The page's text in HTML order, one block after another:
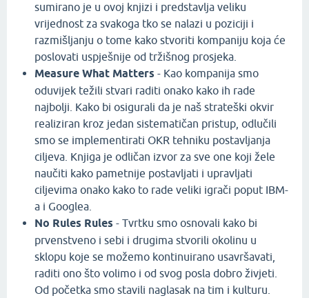
sumirano je u ovoj knjizi i predstavlja veliku
vrijednost za svakoga tko se nalazi u poziciji i
razmišljanju o tome kako stvoriti kompaniju koja će
poslovati uspješnije od tržišnog prosjeka.
Measure What Matters - Kao kompanija smo
oduvijek težili stvari raditi onako kako ih rade
najbolji. Kako bi osigurali da je naš strateški okvir
realiziran kroz jedan sistematičan pristup, odlučili
smo se implementirati OKR tehniku postavljanja
ciljeva. Knjiga je odličan izvor za sve one koji žele
naučiti kako pametnije postavljati i upravljati
ciljevima onako kako to rade veliki igrači poput IBM-
a i Googlea.
No Rules Rules - Tvrtku smo osnovali kako bi
prvenstveno i sebi i drugima stvorili okolinu u
sklopu koje se možemo kontinuirano usavršavati,
raditi ono što volimo i od svog posla dobro živjeti.
Od početka smo stavili naglasak na tim i kulturu.